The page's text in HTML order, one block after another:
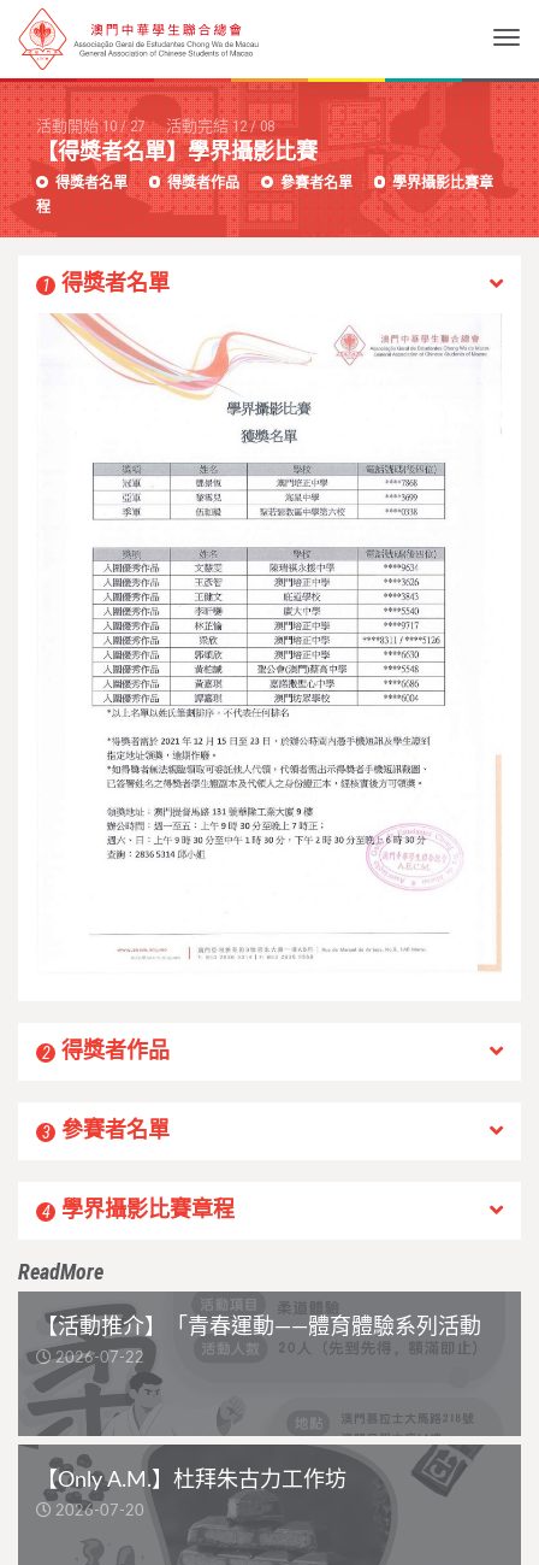
活動開始 10/27 活動完結 12/08
【得獎者名單】學界攝影比賽
得獎者名單 得獎者作品 參賽者名單
學界攝影比賽章
程
1 得獎者名單
2 得獎者作品
3 參賽者名單
4 學界攝影比賽章程
ReadMore
【活動推介】「青春運動——體育體驗系列活動
2026-07-22
【Only A.M.】杜拜朱古力工作坊
2026-07-20